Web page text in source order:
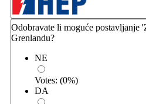
Odobravate li moguće postavljanje
Grenlandu?
NE
Votes: (0%)
DA